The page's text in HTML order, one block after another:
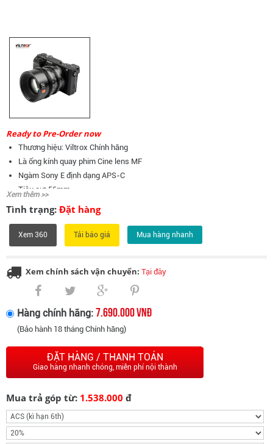
Ready to Pre-Order now
Thương hiệu: Viltrox Chính hãng
Là ống kính quay phim Cine lens MF
Ngàm Sony E định dạng APS-C
Tiêu cự: 56mm
Khẩu độ: T/1.5 - T/16
Khoảng lấy nét gần nhất: 63cm
Góc nhìn: 23,74°
Số lá khẩu: 14 lá
Trọng lượng: 540g
Xem thêm >>
Tình trạng: Đặt hàng
Xem 360 Mua hàng nhanh
Xem chính sách vận chuyển: Tại đây
Hàng chính hãng: 7.690.000 VNĐ
(Bảo hành 18 tháng Chính hãng)
ĐẶT HÀNG / THANH TOÁN
Giao hàng nhanh chóng, miễn phí nội thành
Mua trả góp từ: 1.538.000 đ